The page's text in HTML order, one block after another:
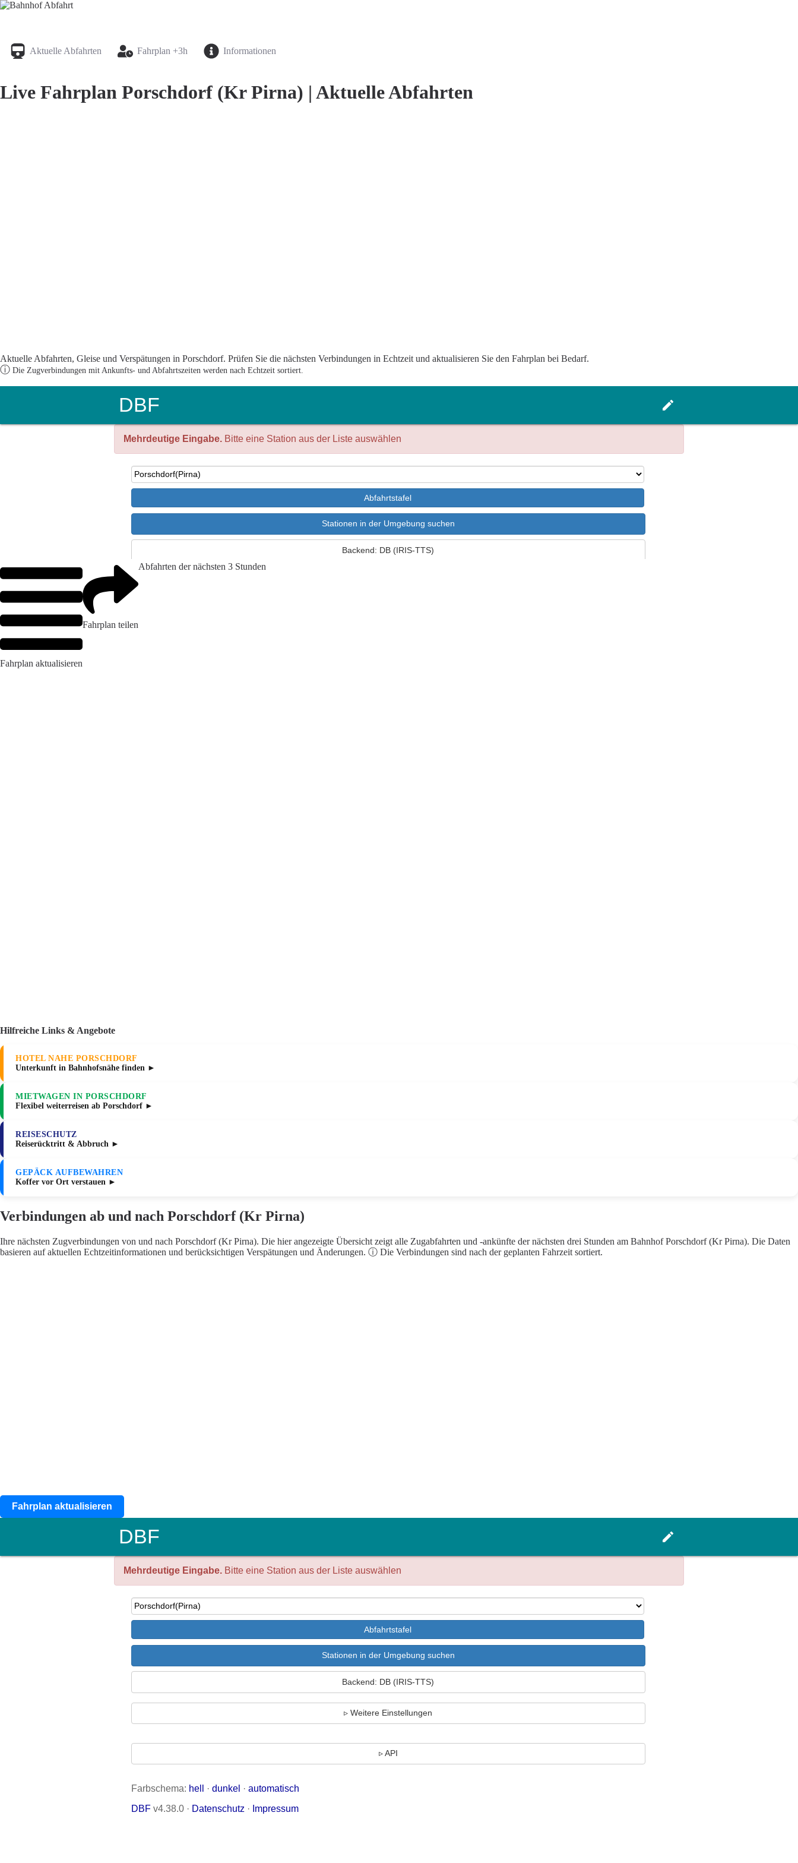
Aktuelle Abfahrten Fahrplan +3h Informationen
Live Fahrplan Porschdorf (Kr Pirna) | Aktuelle Abfahrten
Aktuelle Abfahrten, Gleise und Verspätungen in Porschdorf. Prüfen Sie die nächsten Verbindungen in Echtzeit und aktualisieren Sie den Fahrplan bei Bedarf.
ⓘ Die Zugverbindungen mit Ankunfts- und Abfahrtszeiten werden nach Echtzeit sortiert.
Fahrplan aktualisieren
Fahrplan teilen
Abfahrten der nächsten 3 Stunden
Hilfreiche Links & Angebote
HOTEL NAHE PORSCHDORF
Unterkunft in Bahnhofsnähe finden ►
MIETWAGEN IN PORSCHDORF
Flexibel weiterreisen ab Porschdorf ►
REISESCHUTZ
Reiserücktritt & Abbruch ►
GEPÄCK AUFBEWAHREN
Koffer vor Ort verstauen ►
Verbindungen ab und nach Porschdorf (Kr Pirna)
Ihre nächsten Zugverbindungen von und nach Porschdorf (Kr Pirna). Die hier angezeigte Übersicht zeigt alle Zugabfahrten und -ankünfte der nächsten drei Stunden am Bahnhof Porschdorf (Kr Pirna). Die Daten
basieren auf aktuellen Echtzeitinformationen und berücksichtigen Verspätungen und Änderungen. ⓘ Die Verbindungen sind nach der geplanten Fahrzeit sortiert.
Fahrplan aktualisieren